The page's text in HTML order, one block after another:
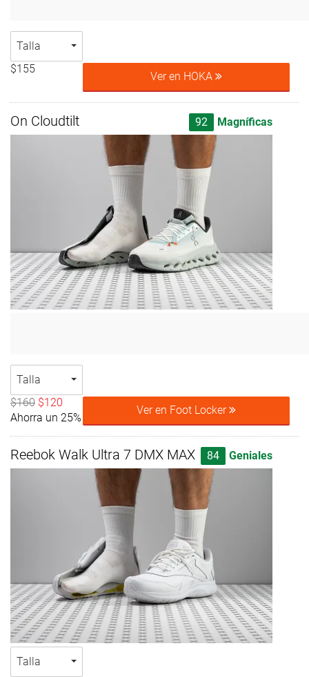
Talla
$155
Ver en HOKA
On Cloudtilt 92 Magníficas
Talla
$160 $120
Ahorra un 25%
Ver en Foot Locker
Reebok Walk Ultra 7 DMX MAX 84 Geniales
Talla